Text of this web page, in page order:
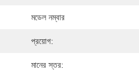
মডেল নম্বার
প্রয়োগ:
মানের স্তর: